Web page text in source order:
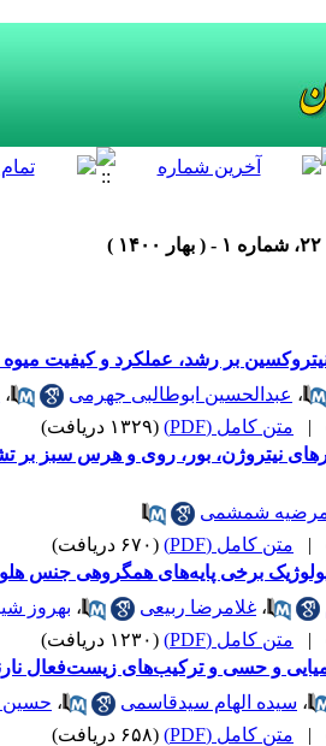
بر رشد، عملکرد و کیفیت
، عبدالحسین ابوطالبی جهرمی ،
| متن کامل (PDF)
(۱۳۲۹ دریافت)
نیتروژن، بور، روی و هرس سبز بر
شمشمی
| متن کامل (PDF)
(۶۷۰ دریافت)
برخی پایه‌‌های همگروهی جنس
، غلامرضا ربیعی ، بهروز
| متن کامل (PDF)
(۱۲۳۰ دریافت)
و حسی و ترکیب‌های زیست‌فعال
، سیده الهام سیدقاسمی ، حسین
| متن کامل (PDF)
(۶۵۸ دریافت)